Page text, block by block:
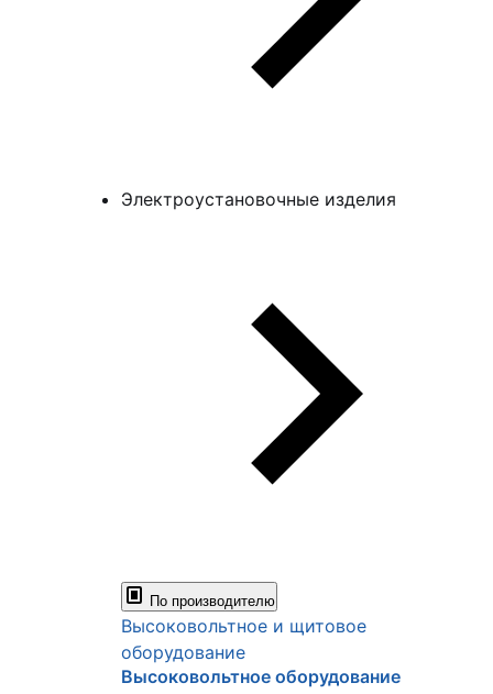
Электроустановочные изделия
По производителю
Высоковольтное и щитовое
оборудование
Высоковольтное оборудование